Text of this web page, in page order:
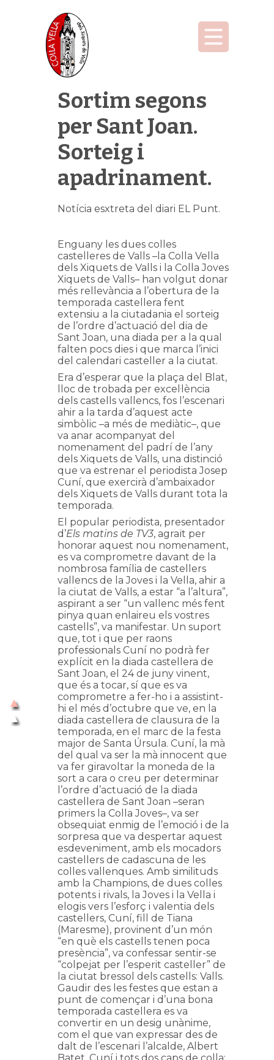
Sortim segons
per Sant Joan.
Sorteig i
apadrinament.
Notícia esxtreta del diari EL Punt.
Enguany les dues colles
castelleres de Valls –la Colla Vella
dels Xiquets de Valls i la Colla Joves
Xiquets de Valls– han volgut donar
més rellevància a l’obertura de la
temporada castellera fent
extensiu a la ciutadania el sorteig
de l’ordre d’actuació del dia de
Sant Joan, una diada per a la qual
falten pocs dies i que marca l’inici
del calendari casteller a la ciutat.
Era d’esperar que la plaça del Blat,
lloc de trobada per excel·lència
dels castells vallencs, fos l’escenari
ahir a la tarda d’aquest acte
simbòlic –a més de mediàtic–, que
va anar acompanyat del
nomenament del padrí de l’any
dels Xiquets de Valls, una distinció
que va estrenar el periodista Josep
Cuní, que exercirà d’ambaixador
dels Xiquets de Valls durant tota la
temporada.
El popular periodista, presentador
d’Els matins de TV3, agraït per
honorar aquest nou nomenament,
es va comprometre davant de la
nombrosa família de castellers
vallencs de la Joves i la Vella, ahir a
la ciutat de Valls, a estar “a l’altura”,
aspirant a ser “un vallenc més fent
pinya quan enlaireu els vostres
castells”, va manifestar. Un suport
que, tot i que per raons
professionals Cuní no podrà fer
explícit en la diada castellera de
Sant Joan, el 24 de juny vinent,
que és a tocar, sí que es va
comprometre a fer-ho i a assistint-
hi el més d’octubre que ve, en la
diada castellera de clausura de la
temporada, en el marc de la festa
major de Santa Úrsula. Cuní, la mà
del qual va ser la mà innocent que
va fer giravoltar la moneda de la
sort a cara o creu per determinar
l’ordre d’actuació de la diada
castellera de Sant Joan –seran
primers la Colla Joves–, va ser
obsequiat enmig de l’emoció i de la
sorpresa que va despertar aquest
esdeveniment, amb els mocadors
castellers de cadascuna de les
colles vallenques. Amb similituds
amb la Champions, de dues colles
potents i rivals, la Joves i la Vella i
elogis vers l’esforç i valentia dels
castellers, Cuní, fill de Tiana
(Maresme), provinent d’un món
“en què els castells tenen poca
presència”, va confessar sentir-se
“colpejat per l’esperit casteller” de
la ciutat bressol dels castells: Valls.
Gaudir des les festes que estan a
punt de començar i d’una bona
temporada castellera es va
convertir en un desig unànime,
com el que van expressar des de
dalt de l’escenari l’alcalde, Albert